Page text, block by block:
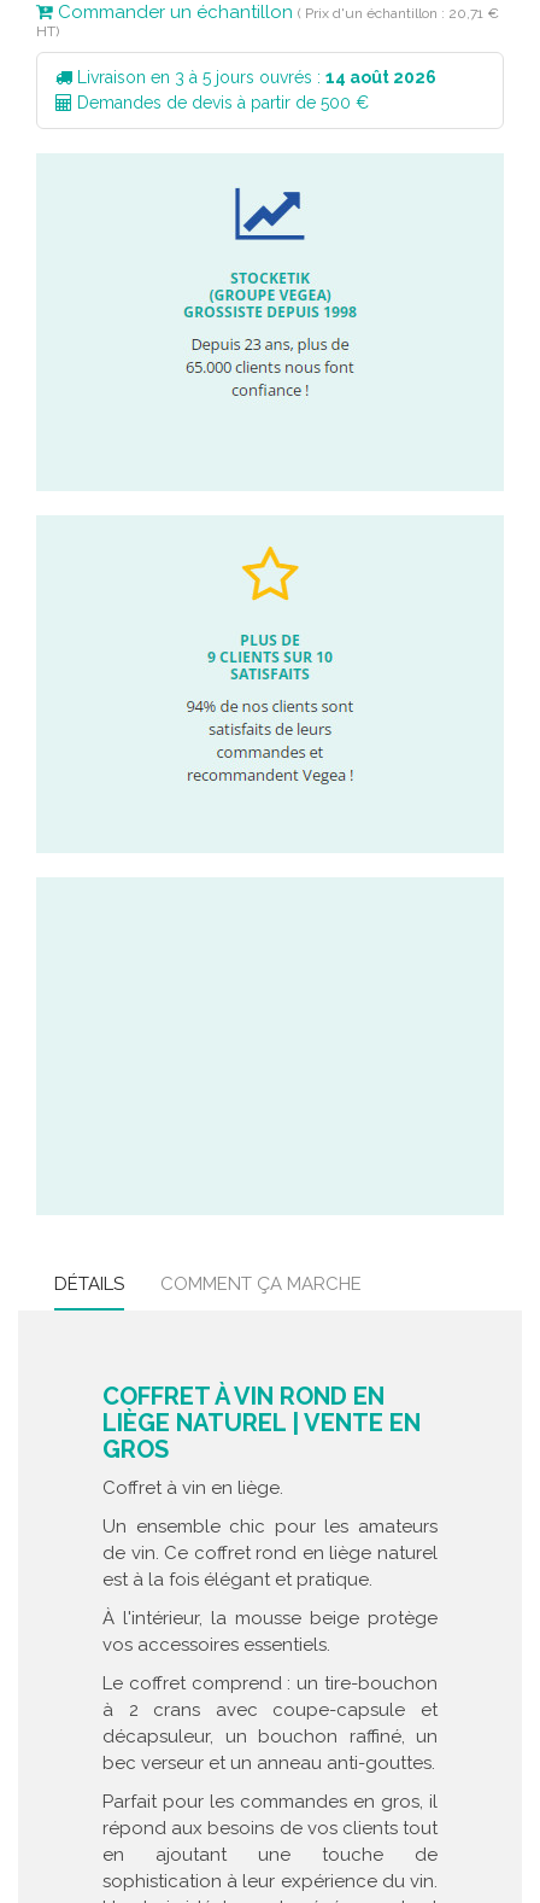
Commander un échantillon ( Prix d'un échantillon : 20,71 €
HT)
Livraison en 3 à 5 jours ouvrés : 14 août 2026
Demandes de devis à partir de 500 €
DÉTAILS COMMENT ÇA MARCHE
COFFRET À VIN ROND EN
LIÈGE NATUREL | VENTE EN
GROS
Coffret à vin en liège.
Un ensemble chic pour les amateurs
de vin. Ce coffret rond en liège naturel
est à la fois élégant et pratique.
À l'intérieur, la mousse beige protège
vos accessoires essentiels.
Le coffret comprend : un tire-bouchon
à 2 crans avec coupe-capsule et
décapsuleur, un bouchon raffiné, un
bec verseur et un anneau anti-gouttes.
Parfait pour les commandes en gros, il
répond aux besoins de vos clients tout
en ajoutant une touche de
sophistication à leur expérience du vin.